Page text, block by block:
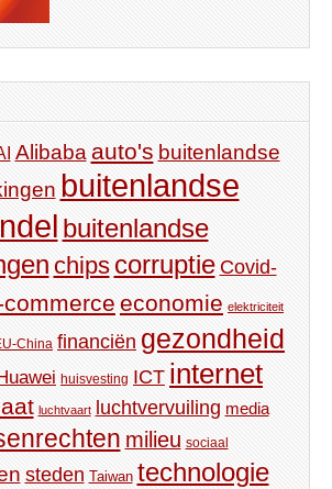
Alibaba auto's buitenlandse
buitenlandse
buitenlandse
chips corruptie Covid-
economie elektriciteit
China financiën gezondheid
Huawei huisvesting ICT internet
luchtvaart luchtvervuiling media
milieu sociaal
steden Taiwan technologie